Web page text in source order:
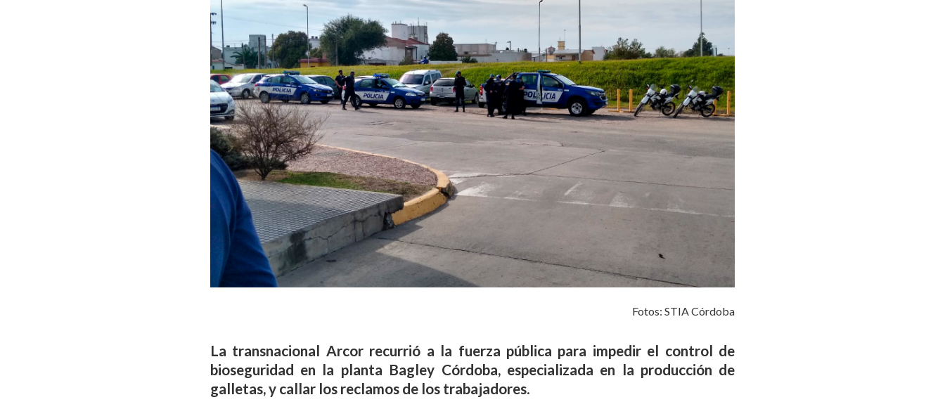
Fotos: STIA Córdoba
La transnacional Arcor recurrió a la fuerza pública para impedir el control de
bioseguridad en la planta Bagley Córdoba, especializada en la producción de
galletas, y callar los reclamos de los trabajadores.